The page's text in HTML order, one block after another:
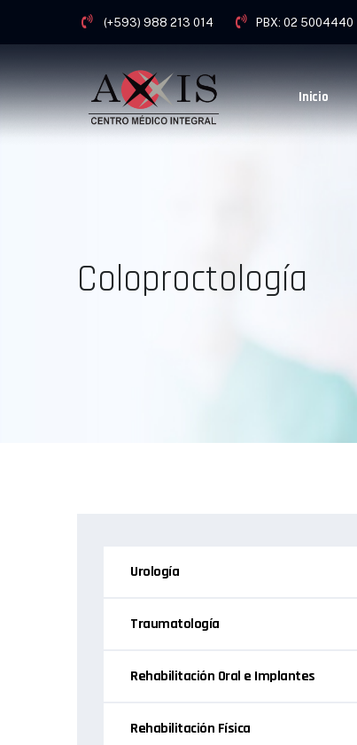
(+593) 988 213 014 PBX: 02 5004440
Inicio
Coloproctología
Urología
Traumatología
Rehabilitación Oral e Implantes
Rehabilitación Física